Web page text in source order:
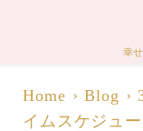
幸
Home Blog
イムスケジュ